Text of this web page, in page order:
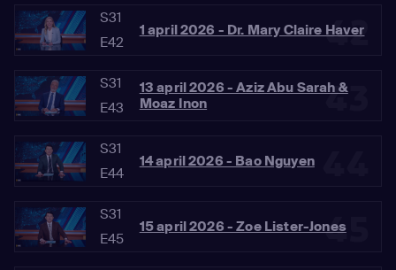
42
S31
E42
1 april 2026 - Dr. Mary Claire Haver
43
S31
E43
13 april 2026 - Aziz Abu Sarah &
Moaz Inon
S31
E44
14 april 2026 - Bao Nguyen
45
S31
E45
15 april 2026 - Zoe Lister-Jones